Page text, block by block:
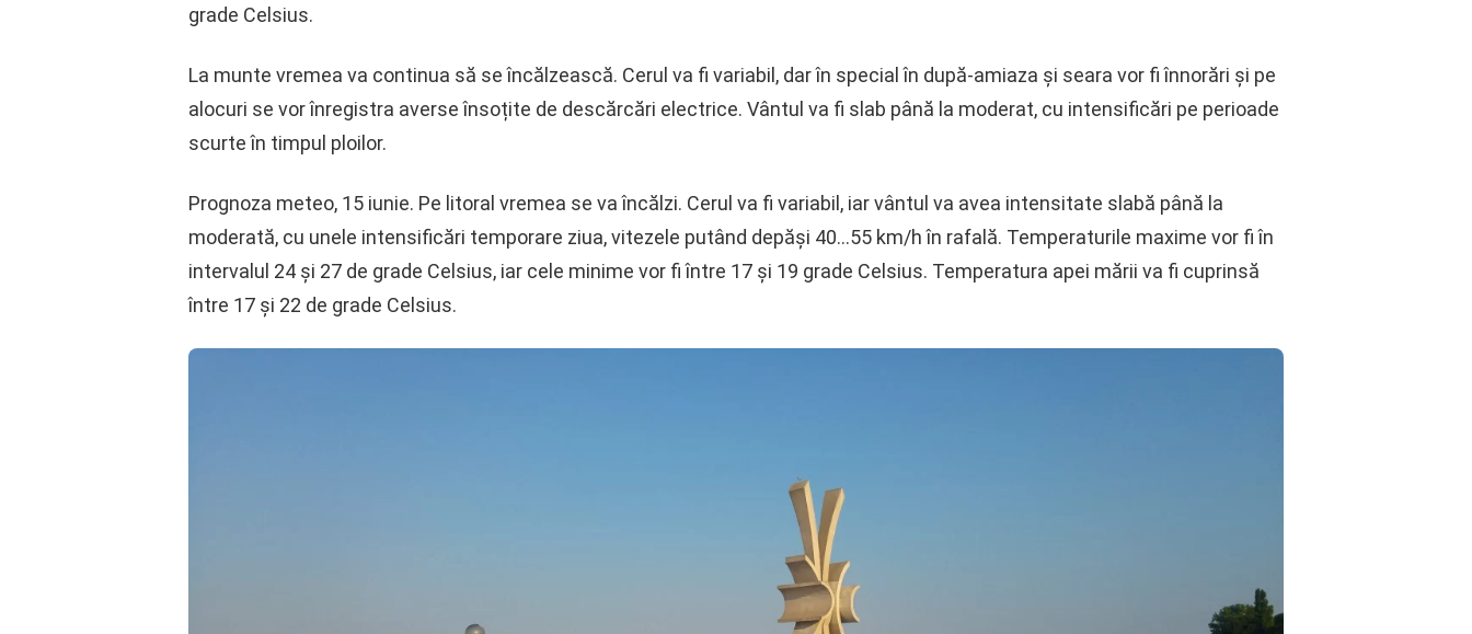
grade Celsius.
La munte vremea va continua să se încălzească. Cerul va fi variabil, dar în special în după-amiaza și seara vor fi înnorări și pe
alocuri se vor înregistra averse însoțite de descărcări electrice. Vântul va fi slab până la moderat, cu intensificări pe perioade
scurte în timpul ploilor.
Prognoza meteo, 15 iunie. Pe litoral vremea se va încălzi. Cerul va fi variabil, iar vântul va avea intensitate slabă până la
moderată, cu unele intensificări temporare ziua, vitezele putând depăși 40…55 km/h în rafală. Temperaturile maxime vor fi în
intervalul 24 și 27 de grade Celsius, iar cele minime vor fi între 17 și 19 grade Celsius. Temperatura apei mării va fi cuprinsă
între 17 și 22 de grade Celsius.